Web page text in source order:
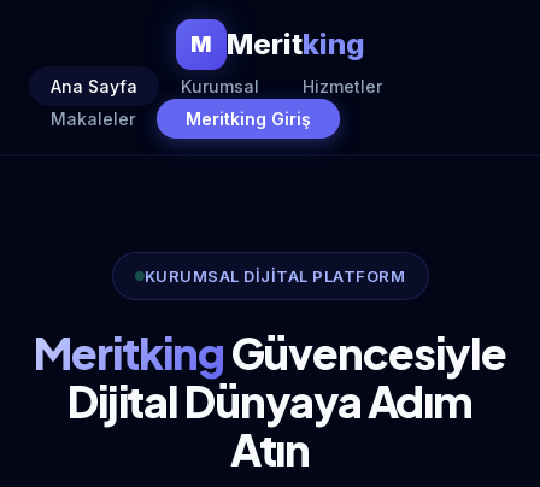
M Meritking
Ana Sayfa Kurumsal
Hizmetler
Makaleler
Meritking Giriş
KURUMSAL DİJİTAL PLATFORM
MeritkingGüvencesiyle
Dijital Dünyaya Adım
Atın